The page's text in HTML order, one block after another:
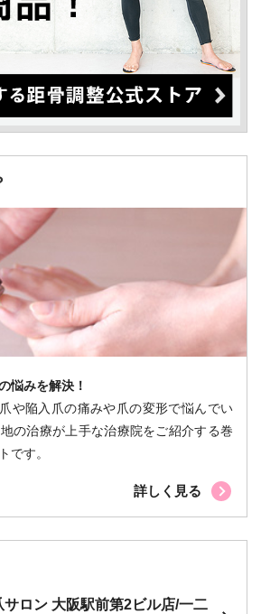
悩みを解決！
や陥入爪の痛みや爪の変形で悩んでい
の治療が上手な治療院をご紹介する巻
です。
詳しく見る
サロン 大阪駅前第2ビル店/一二